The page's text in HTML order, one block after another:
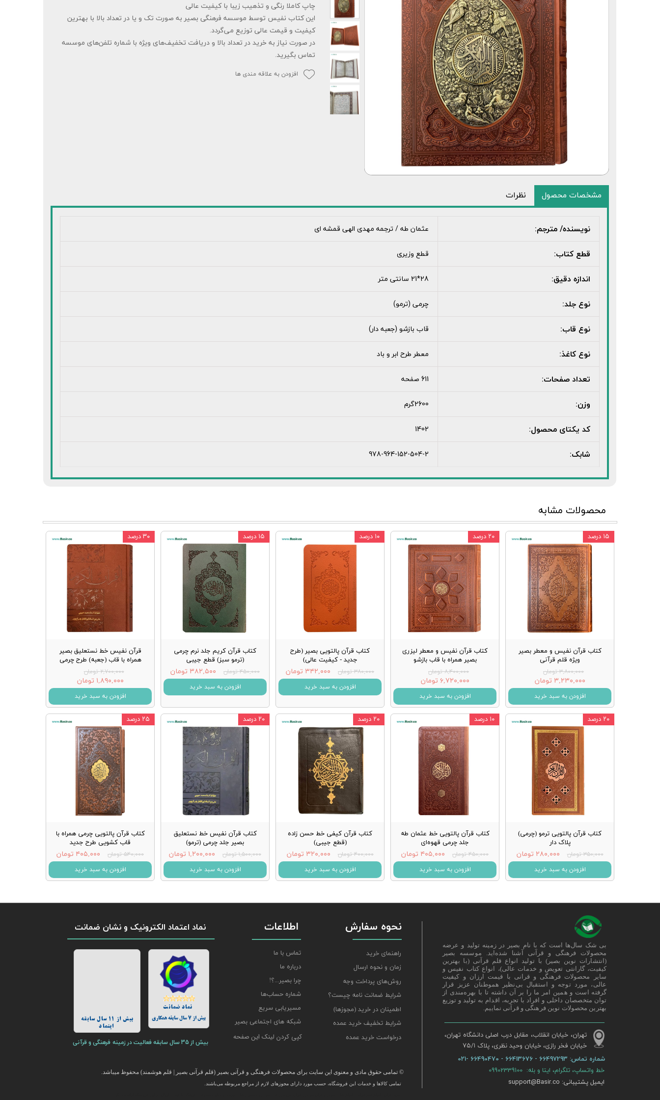
چاپ کاملا رنگی و تذهیب زیبا با کیفیت عالی
این کتاب نفیس توسط موسسه فرهنگی بصیر به صورت تک و یا در تعداد بالا با بهترین
کیفیت و قیمت عالی توزیع می‌گردد.
در صورت نیاز به خرید در تعداد بالا و دریافت تخفیف‌های ویژه با شماره‌ تلفن‌های موسسه
تماس بگیرید.
افزودن به علاقه مندی ها
مشخصات محصول نظرات
نویسنده/ مترجم: عثمان طه / ترجمه مهدی الهی قمشه ای
قطع کتاب: قطع وزیری
اندازه دقیق: 28*21 سانتی متر
نوع جلد: چرمی (ترمو)
نوع قاب: قاب بازشو (جعبه دار)
نوع کاغذ: معطر طرح ابر و باد
تعداد صفحات: 611 صفحه
وزن: 2600گرم
کد یکتای محصول: 1402
شابک: 978-964-152-504-2
محصولات مشابه
کتاب قرآن نفیس و معطر بصیر
ویژه قلم قرآنی
۳,۸۰۰,۰۰۰ تومان
۳,۲۳۰,۰۰۰ تومان
افزودن به سبد خرید
۱۵ درصد
کتاب قرآن نفیس و معطر لیزری
بصیر همراه با قاب بازشو
۸,۴۰۰,۰۰۰ تومان
۶,۷۲۰,۰۰۰ تومان
افزودن به سبد خرید
۲۰ درصد
کتاب قرآن پالتویی بصیر (طرح
جدید - کیفیت عالی)
۳۸۰,۰۰۰ تومان ۳۴۲,۰۰۰ تومان
افزودن به سبد خرید
۱۰ درصد
کتاب قرآن کریم جلد نرم چرمی
(ترمو سبز) قطع جیبی
۴۵۰,۰۰۰ تومان ۳۸۲,۵۰۰ تومان
افزودن به سبد خرید
۱۵ درصد
قرآن نفیس خط نستعلیق بصیر
همراه با قاب (جعبه) طرح چرمی
۲,۷۰۰,۰۰۰ تومان
۱,۸۹۰,۰۰۰ تومان
افزودن به سبد خرید
۳۰ درصد
کتاب قرآن پالتویی ترمو (چرمی)
پلاک دار
۳۵۰,۰۰۰ تومان ۲۸۰,۰۰۰ تومان
افزودن به سبد خرید
۲۰ درصد
کتاب قرآن پالتویی خط عثمان طه
جلد چرمی قهوه‌ای
۴۵۰,۰۰۰ تومان ۴۰۵,۰۰۰ تومان
افزودن به سبد خرید
۱۰ درصد
کتاب قرآن کیفی خط حسن زاده
(قطع جیبی)
۴۰۰,۰۰۰ تومان ۳۲۰,۰۰۰ تومان
افزودن به سبد خرید
۲۰ درصد
کتاب قرآن نفیس خط نستعلیق
بصیر جلد چرمی (ترمو)
۱,۵۰۰,۰۰۰ تومان ۱,۲۰۰,۰۰۰ تومان
افزودن به سبد خرید
۲۰ درصد
کتاب قرآن پالتویی چرمی همراه با
قاب کشویی طرح جدید
۵۴۰,۰۰۰ تومان ۴۰۵,۰۰۰ تومان
افزودن به سبد خرید
۲۵ درصد
نحوه سفارش
راهنمای خرید
زمان و نحوه ارسال
روش‌های پرداخت وجه
شرایط ضمانت نامه چیست؟
اطمینان در خرید (مجوزها)
شرایط تخفیف خرید عمده
درخواست خرید عمده
© تمامی حقوق مادی و معنوی این سایت برای محصولات فرهنگی و قرآنی بصیر (قلم قرآنی بصیر | قلم هوشمند) محفوظ میباشد.
تمامی كالاها و خدمات این فروشگاه، حسب مورد دارای مجوزهای لازم از مراجع مربوطه می‌باشند.
نماد اعتماد الکترونیک و نشان ضمانت
بیش از 11 سال سابقه
اینماد
بیش از 35 سال سابقه فعالیت در زمینه فرهنگی و قرآنی
بیش از 7 سال سابقه همکاری
اطلاعات
تماس با ما
درباره ما
چرا بصیر...؟!
شماره حساب‌ها
مسیریابی سریع
شبکه های اجتماعی بصیر
تهران، خیابان انقلاب، مقابل درب اصلی دانشگاه تهران،
خیابان فخر رازی، خیابان وحید نظری، پلاک ۷۵/۱​​​​​​​
شماره تماس:
بی شک سال‌ها است که با نام بصیر در زمینه تولید و عرضه
محصولات فرهنگی و قرآنی آشنا شده‌اید. موسسه بصیر
(انتشارات نوین بصیر) با تولید انواع قلم قرآنی (با بهترین
کیفیت، گارانتی تعویض و خدمات عالی)، انواع کتاب نفیس و
سایر محصولات فرهنگی و قرانی با قیمت ارزان و کیفیت
عالی، مورد توجه و استقبال بی‌نظیر هموطنان عزیز قرار
گرفته است و همین امر ما را بر آن داشته تا با بهره‌مندی از
توان متخصصان داخلی و افراد با تجربه، اقدام به تولید و توزیع
بهترین محصولات نوین فرهنگی و قرآنی نماییم.
خط واتساپ، تلگرام، ایتا و بله: 09902339100
ایمیل پشتیبانی: support@Basir.co
کپی کردن لینک این صفحه